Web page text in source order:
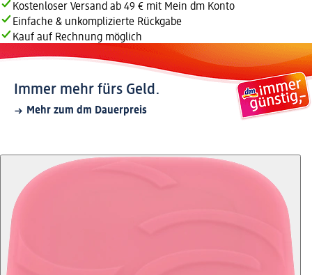
Kostenloser Versand ab 49 € mit Mein dm Konto
Einfache & unkomplizierte Rückgabe
Kauf auf Rechnung möglich
Immer mehr fürs Geld.
Mehr zum dm Dauerpreis